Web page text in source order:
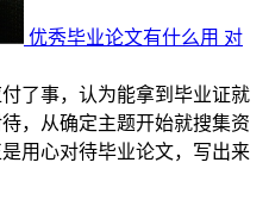
优秀毕业论文有什么用 对
了事，认为能拿到毕业证就
，从确定主题开始就搜集资
用心对待毕业论文，写出来